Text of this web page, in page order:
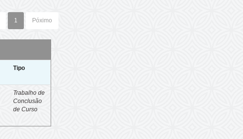
1 Póximo
Tipo
Trabalho de
Conclusão
de Curso